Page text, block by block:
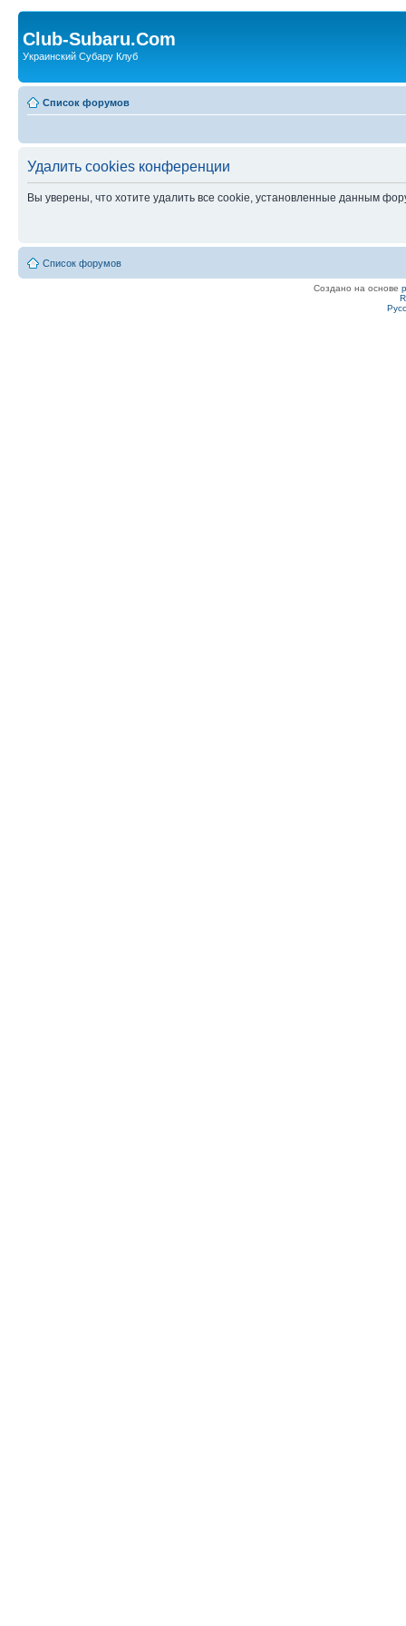
Club-Subaru.Com
Украинский Субару Клуб
Список форумов
Удалить cookies конференции
Вы уверены, что хотите удалить все cookie, установленные данным
Список форумов
Создано на основе